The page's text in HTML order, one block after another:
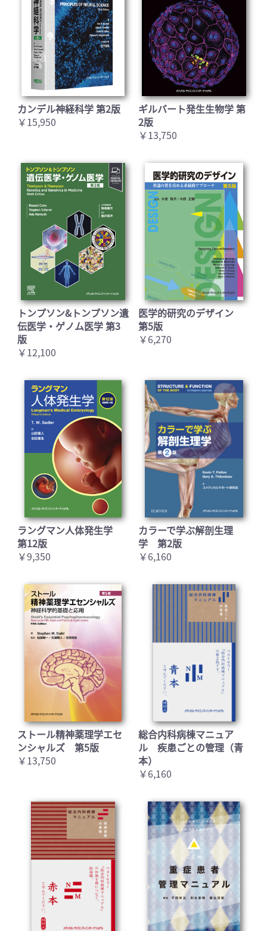
カンデル神経科学 第2版
￥15,950
ギルバート発生生物学 第
2版
￥13,750
トンプソン&トンプソン遺
伝医学・ゲノム医学 第3
版
￥12,100
医学的研究のデザイン
第5版
￥6,270
ラングマン人体発生学
第12版
￥9,350
カラーで学ぶ解剖生理
学 第2版
￥6,160
ストール精神薬理学エセ
ンシャルズ 第5版
￥13,750
総合内科病棟マニュア
ル 疾患ごとの管理（青
本）
￥6,160